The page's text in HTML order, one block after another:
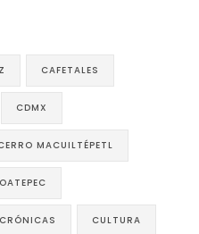
CAFETALES
CDMX
MACUILTÉPETL
CRÓNICAS CULTURA